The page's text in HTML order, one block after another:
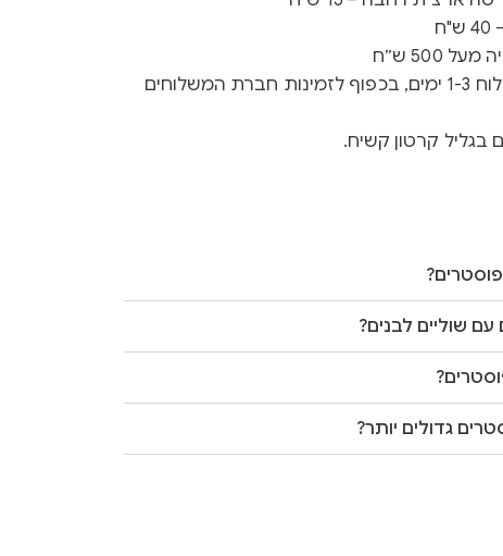
ש״ח
זמן ייצור 3-5 ימים + זמן משלוח 1-3 ימים, בכפוף לזמינות חברת המשלוחים
בגליל קרטון קשיח.
שוליים לבנים?
גדולים יותר?